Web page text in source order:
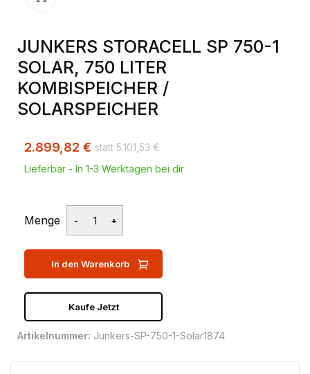
JUNKERS STORACELL SP 750-1
SOLAR, 750 LITER
KOMBISPEICHER /
SOLARSPEICHER
5.101,53 €
2.899,82 €
Lieferbar - In 1-3 Werktagen bei dir
Menge
In den Warenkorb
Kaufe Jetzt
Artikelnummer: Junkers-SP-750-1-Solar1874